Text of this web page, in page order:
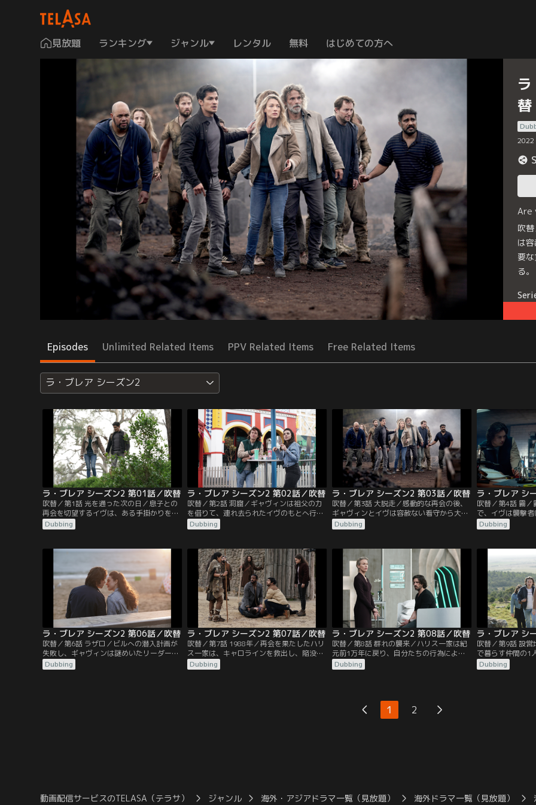
見放題 ランキング ジャンル レンタル 無料 はじめての方へ
替
2022
Are
吹
は
要
る。
Episodes Unlimited Related Items PPV Related Items Free Related Items
ラ・ブレア シーズン2
ラ・ブレア シーズン2 第01話／吹替
吹替／第1話 光を通った次の日／息子との
再会を切望するイヴは、ある手掛かりを追
って先史時代の冷酷な集団に出くわす。ギ
ャヴィン、イジー、エラは、自分たちが紀
るのか疑問を抱く。ジョシュとライリー
は、なじみのない年代で目を覚ます。
Dubbing
ラ・ブレア シーズン2 第02話／吹替
吹替／第2話 洞窟／ギャヴィンは祖父の力
を借りて、連れ去られたイヴのもとへ行こ
うとする。イヴとリーヴァイは新たな恐ろ
しい現実に直面する。1988年のジョシュと
とに気づく。その男は陥没穴の背後にある
謎について情報を明かす。
Dubbing
ラ・ブレア シーズン2 第03話／吹替
吹替／第3話 大脱走／感動的な再会の後、
ギャヴィンとイヴは容赦ない看守から大胆
な逃亡を試みる。ルーカスは皆に必要な食
料を取り戻すため、要塞に忍び込む危険な
Dubbing
ラ・ブレア シ
吹替／第4話 霧
で、イヴは襲撃
が、これまで直
な脅威に遭遇す
を握るかもしれ
Dubbing
ラ・ブレア シーズン2 第06話／吹替
吹替／第6話 ラザロ／ビルへの潜入計画が
失敗し、ギャヴィンは謎めいたリーダーと
対面する。イヴ、リーヴァイ、サム、イジ
ーは、救出活動のため、敵対していた者を
Dubbing
ラ・ブレア シーズン2 第07話／吹替
吹替／第7話 1988年／再会を果たしたハリ
ス一家は、キャロラインを救出し、陥没穴
の発生を阻止しようとするが、家族を引き
裂く恐れのある力に直面する。ルーカスの
Dubbing
ラ・ブレア シーズン2 第08話／吹替
吹替／第8話 群れの襲来／ハリス一家は紀
元前1万年に戻り、自分たちの行為によっ
て二度と家に帰れなくなることを知りなが
ら、陥没穴の発生を止めるウイルスをアッ
る先史時代の脅威に立ち向かう。
Dubbing
ラ・ブレア シ
吹替／第9話 設
で暮らす仲間の1
サムはもめなが
る。ギャヴィン
Dubbing
1 2
動画配信サービスのTELASA（テラサ） ジャンル 海外・アジアドラマ一覧（見放題） 海外ドラマ一覧（見放題）